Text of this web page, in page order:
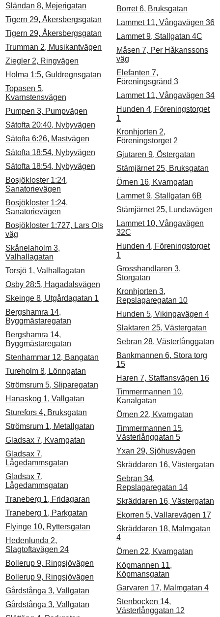
Sländan 8, Mejerigatan
Tigern 29, Åkersbergsgatan
Tigern 29, Åkersbergsgatan
Trumman 2, Musikantvägen
Ziegler 2, Ringvägen
Holma 1:5, Guldregnsgatan
Topasen 5,
Kvarnstensvägen
Pumpen 3, Pumpvägen
Sätofta 20:40, Nybyvägen
Sätofta 6:26, Mastvägen
Sätofta 18:54, Nybyvägen
Sätofta 18:54, Nybyvägen
Bosjökloster 1:24,
Sanatorievägen
Bosjökloster 1:24,
Sanatorievägen
Bosjökloster 1:727, Lars Ols
väg
Skånelaholm 3,
Valhallagatan
Torsjö 1, Valhallagatan
Osby 28:5, Hagadalsvägen
Skeinge 8, Utgårdagatan 1
Bergshamra 14,
Byggmästaregatan
Bergshamra 14,
Byggmästaregatan
Stenhammar 12, Bangatan
Tureholm 8, Lönngatan
Strömsrum 5, Sliparegatan
Hanaskog 1, Vallgatan
Sturefors 4, Bruksgatan
Strömsrum 1, Metallgatan
Gladsax 7, Kvarngatan
Gladsax 7,
Lågedammsgatan
Gladsax 7,
Lågedammsgatan
Traneberg 1, Fridagaran
Traneberg 1, Parkgatan
Flyinge 10, Ryttersgatan
Hedenlunda 2,
Slagtoftavägen 24
Bollerup 9, Ringsjövägen
Bollerup 9, Ringsjövägen
Gårdstånga 3, Vallgatan
Gårdstånga 3, Vallgatan
Borret 6, Bruksgatan
Lammet 11, Vångavägen 36
Lammet 9, Stallgatan 4C
Måsen 7, Per Håkanssons
väg
Elefanten 7,
Föreningsgränd 3
Lammet 11, Vångavägen 34
Hunden 4, Föreningstorget
1
Kronhjorten 2,
Föreningstorget 2
Gjutaren 9, Östergatan
Stämjärnet 25, Bruksgatan
Örnen 16, Kvarngatan
Lammet 9, Stallgatan 6B
Stämjärnet 25, Lundavägen
Lammet 10, Vångavägen
32C
Hunden 4, Föreningstorget
1
Grosshandlaren 3,
Storgatan
Kronhjorten 3,
Repslagaregatan 10
Hunden 5, Vikingavägen 4
Slaktaren 25, Västergatan
Sebran 28, Västerlånggatan
Bankmannen 6, Stora torg
15
Haren 7, Staffansvägen 16
Timmermannen 10,
Kanalgatan
Örnen 22, Kvarngatan
Timmermannen 15,
Västerlånggatan 5
Yxan 29, Sjöhusvägen
Skräddaren 16, Västergatan
Sebran 34,
Repslagaregatan 14
Skräddaren 16, Västergatan
Ekorren 5, Vallarevägen 17
Skräddaren 18, Malmgatan
4
Örnen 22, Kvarngatan
Köpmannen 11,
Köpmansgatan
Garvaren 17, Malmgatan 4
Stenbocken 14,
Västerlånggatan 12